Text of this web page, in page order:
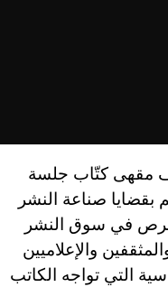
مقهى كتّاب جلسة
بقضايا صناعة النشر
في سوق النشر
والإعلاميين
التي تواجه الكاتب